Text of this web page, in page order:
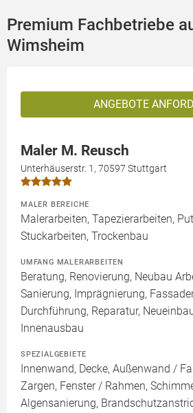
Premium Fachbetriebe
Wimsheim
ANGEBOTE
Maler M. Reusch
Unterhäuserstr. 1, 70597 Stuttgart
MALER BEREICHE
Malerarbeiten, Tapezierarbeiten,
Stuckarbeiten, Trockenbau
UMFANG MALERARBEITEN
Beratung, Renovierung, Neubau
Sanierung, Imprägnierung,
Durchführung, Reparatur,
Innenausbau
SPEZIALGEBIETE
Innenwand, Decke, Außenwand /
Zargen, Fenster / Rahmen,
Algensanierung,